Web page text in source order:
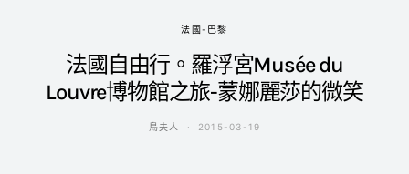
法國-巴黎
法國自由行。羅浮宮Musée du
Louvre博物館之旅-蒙娜麗莎的微笑
鳥夫人 2015-03-19